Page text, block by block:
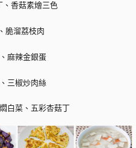
、香菇素燴三色
脆溜荔枝肉
麻辣金銀蛋
三椒炒肉絲
白菜、五彩杏菇丁